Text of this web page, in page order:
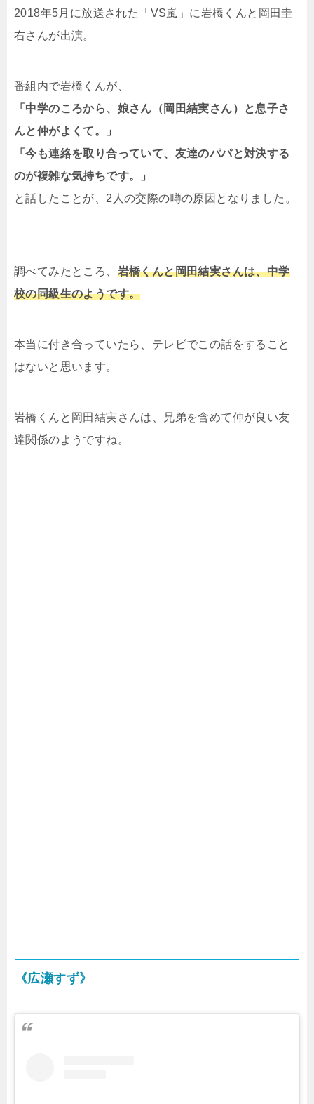
2018年5月に放送された「VS嵐」に岩橋くんと岡田圭
右さんが出演。
番組内で岩橋くんが、
「中学のころから、娘さん（岡田結実さん）と息子さ
んと仲がよくて。」
「今も連絡を取り合っていて、友達のパパと対決する
のが複雑な気持ちです。」
と話したことが、2人の交際の噂の原因となりました。
調べてみたところ、 岩橋くんと岡田結実さんは、中学
校の同級生のようです。
本当に付き合っていたら、テレビでこの話をすること
はないと思います。
岩橋くんと岡田結実さんは、兄弟を含めて仲が良い友
達関係のようですね。
《広瀬すず》